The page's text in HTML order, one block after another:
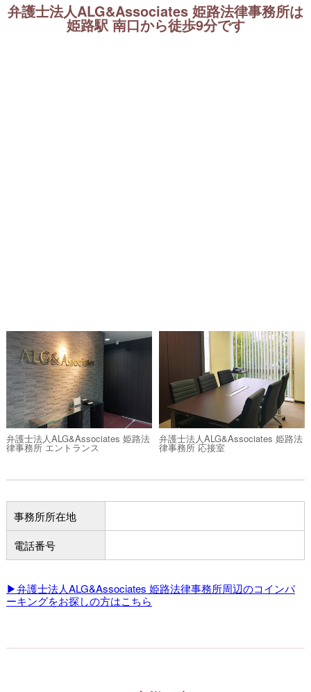
弁護士法人ALG&Associates 姫路法律事務所は
姫路駅 南口から徒歩9分です
弁護士法人ALG&Associates 姫路法
律事務所 エントランス
弁護士法人ALG&Associates 姫路法
律事務所 応接室
事務所所在地
電話番号
▶弁護士法人ALG&Associates 姫路法律事務所周辺のコインパ
ーキングをお探しの方はこちら